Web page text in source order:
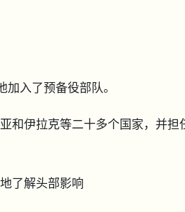
入了预备役部队。
和伊拉克等二十多个国家，并担
了解头部影响